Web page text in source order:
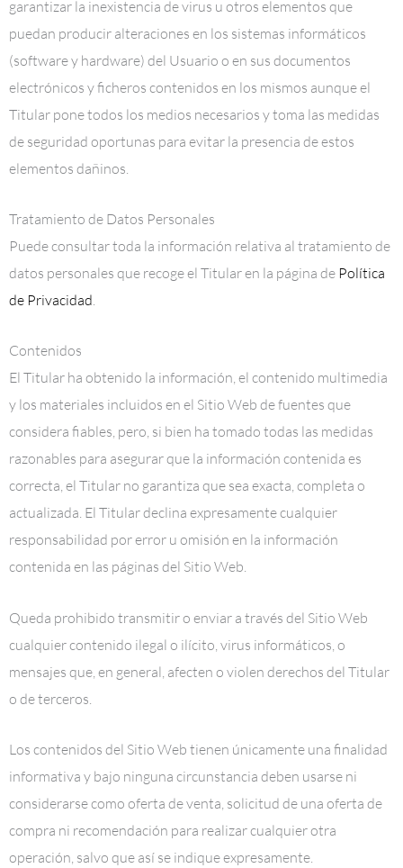
garantizar la inexistencia de virus u otros elementos que
puedan producir alteraciones en los sistemas informáticos
(software y hardware) del Usuario o en sus documentos
electrónicos y ficheros contenidos en los mismos aunque el
Titular pone todos los medios necesarios y toma las medidas
de seguridad oportunas para evitar la presencia de estos
elementos dañinos.
Tratamiento de Datos Personales
Puede consultar toda la información relativa al tratamiento de
datos personales que recoge el Titular en la página de Política
de Privacidad.
Contenidos
El Titular ha obtenido la información, el contenido multimedia
y los materiales incluidos en el Sitio Web de fuentes que
considera fiables, pero, si bien ha tomado todas las medidas
razonables para asegurar que la información contenida es
correcta, el Titular no garantiza que sea exacta, completa o
actualizada. El Titular declina expresamente cualquier
responsabilidad por error u omisión en la información
contenida en las páginas del Sitio Web.
Queda prohibido transmitir o enviar a través del Sitio Web
cualquier contenido ilegal o ilícito, virus informáticos, o
mensajes que, en general, afecten o violen derechos del Titular
o de terceros.
Los contenidos del Sitio Web tienen únicamente una finalidad
informativa y bajo ninguna circunstancia deben usarse ni
considerarse como oferta de venta, solicitud de una oferta de
compra ni recomendación para realizar cualquier otra
operación, salvo que así se indique expresamente.